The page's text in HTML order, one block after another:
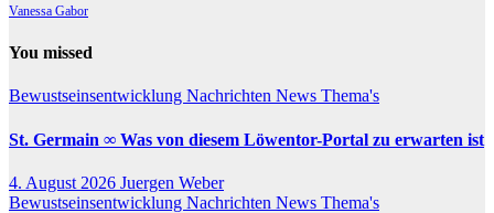
Vanessa Gabor
You missed
Bewustseinsentwicklung Nachrichten News Thema's
St. Germain ∞ Was von diesem Löwentor-Portal zu erwarten ist
4. August 2026 Juergen Weber
Bewustseinsentwicklung Nachrichten News Thema's